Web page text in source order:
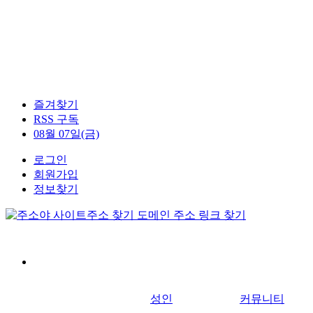
즐겨찾기
RSS 구독
08월 07일(금)
로그인
회원가입
정보찾기
성인 커뮤니티